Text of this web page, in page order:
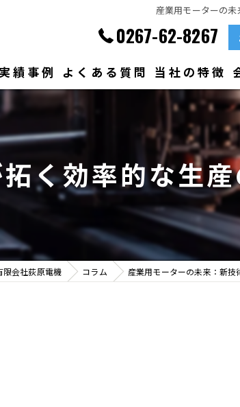
産業用モーターの
0267-62-8267
実績事例 よくある質問 当社の特徴
ベアリング
大型
メンテナンス
販売
く効率的な生
限会社荻原電機 コラム 産業用モーターの未来：新